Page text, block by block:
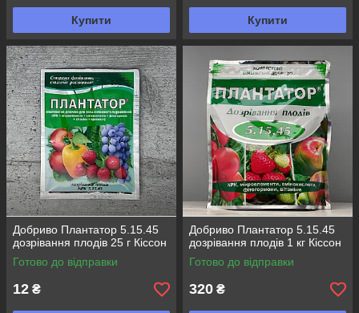
Купити Купити
Добриво Плантатор 5.15.45
дозрівання плодів 25 г Кіссон
Готово до відправки
12 ₴
Добриво Плантатор 5.15.45
дозрівання плодів 1 кг Кіссон
Готово до відправки
320 ₴